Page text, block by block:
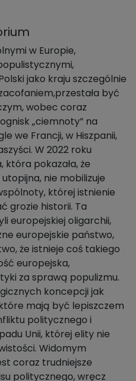
w Europie,
jako kraju szczególnie
być
wobec coraz
„ciemnoty” na
we Francji, w Hiszpanii,
W 2022 roku
która pokazała, że
nie mobilizuje
której istnienie
grozie historii. Ta
europejskiej oligarchii,
europejskie państwo,
że istnieje coś takiego
europejska,
za sprawą populizmu.
koncepcji jak
mają być lepiszczem
politycznego i
Unii, której elity nie
Widomym
coraz trudniejsze
politycznego, wręcz